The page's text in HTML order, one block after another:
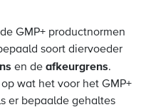
GMP+ productnormen
soort diervoeder
en de afkeurgrens.
wat het voor het GMP+
er bepaalde gehaltes